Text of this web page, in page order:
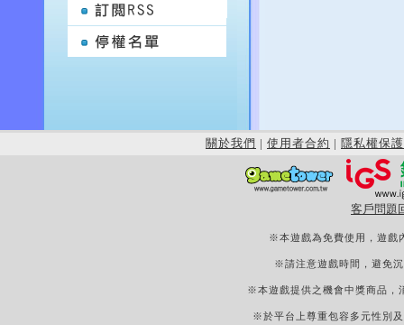
關於我們 | 使用者合約 | 隱私權保護
客戶問題
※本遊戲為免費使用，遊戲
※請注意遊戲時間，避免
※本遊戲提供之機會中獎商品，
※於平台上尊重包容多元性別